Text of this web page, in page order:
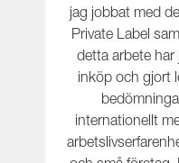
jag jobbat med
Private Label
detta arbete har
inköp och gjort
internationellt